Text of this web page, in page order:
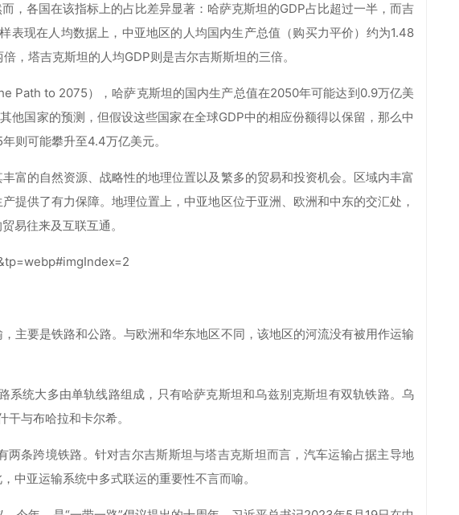
，各国在该指标上的占比差异显著：哈萨克斯坦的GDP占比超过一半，而吉
表现在人均数据上，中亚地区的人均国内生产总值（购买力平价）约为1.48
，塔吉克斯坦的人均GDP则是吉尔吉斯斯坦的三倍。
Path to 2075），哈萨克斯坦的国内生产总值在2050年可能达到0.9万亿美
他国家的预测，但假设这些国家在全球GDP中的相应份额得以保留，那么中
则可能攀升至4.4万亿美元。
富的自然资源、战略性的地理位置以及繁多的贸易和投资机会。区域内丰富
提供了有力保障。地理位置上，中亚地区位于亚洲、欧洲和中东的交汇处，
易往来及互联互通。
主要是铁路和公路。与欧洲和华东地区不同，该地区的河流没有被用作运输
统大多由单轨线路组成，只有哈萨克斯坦和乌兹别克斯坦有双轨铁路。乌
与布哈拉和卡尔希。
条跨境铁路。针对吉尔吉斯斯坦与塔吉克斯坦而言，汽车运输占据主导地
中亚运输系统中多式联运的重要性不言而喻。